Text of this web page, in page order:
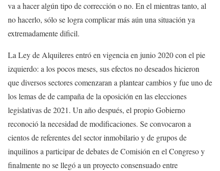
va a hacer algún tipo de corrección o no. En el mientras tanto, al
no hacerlo, sólo se logra complicar más aún una situación ya
extremadamente dificil.
La Ley de Alquileres entró en vigencia en junio 2020 con el pie
izquierdo: a los pocos meses, sus efectos no deseados hicieron
que diversos sectores comenzaran a plantear cambios y fue uno de
los lemas de de campaña de la oposición en las elecciones
legislativas de 2021. Un año después, el propio Gobierno
reconoció la necesidad de modificaciones. Se convocaron a
cientos de referentes del sector inmobilario y de grupos de
inquilinos a participar de debates de Comisión en el Congreso y
finalmente no se llegó a un proyecto consensuado entre